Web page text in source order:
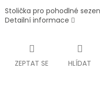
Stolička pro pohodlné
Detailní informace
ZEPTAT SE HLÍDAT